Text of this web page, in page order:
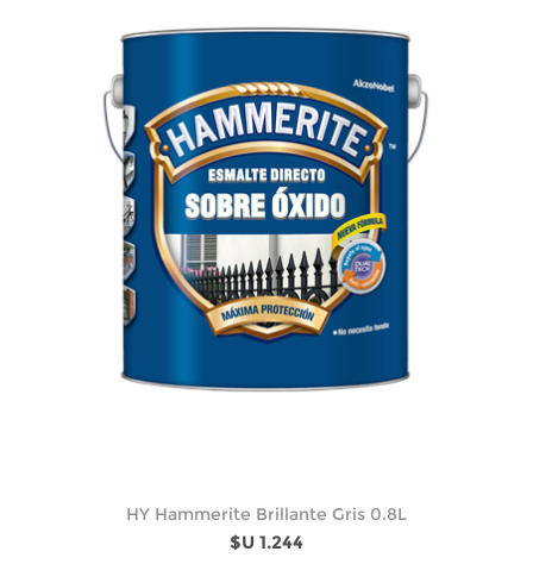
HY Hammerite Brillante Gris 0.8L
$U 1.244